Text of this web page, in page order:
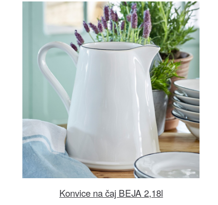
Konvice na čaj BEJA 2,18l